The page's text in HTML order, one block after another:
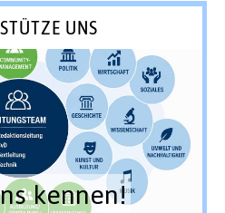
UNS
kennen!